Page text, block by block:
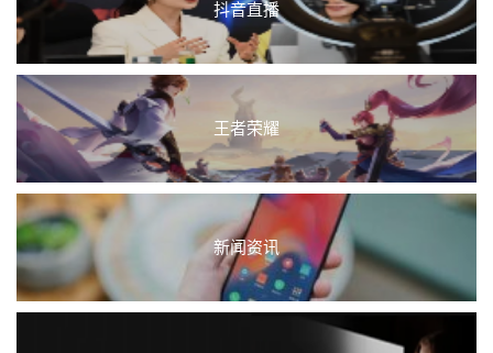
抖音直播
王者荣耀
新闻资讯